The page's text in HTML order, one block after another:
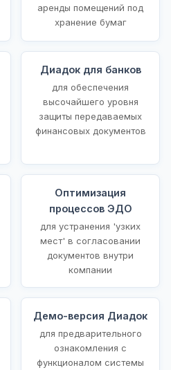
аренды помещений под
хранение бумаг
Диадок для банков
для обеспечения
высочайшего уровня
защиты передаваемых
финансовых документов
Оптимизация
процессов ЭДО
для устранения 'узких
мест' в согласовании
документов внутри
компании
Демо-версия Диадок
для предварительного
ознакомления с
функционалом системы